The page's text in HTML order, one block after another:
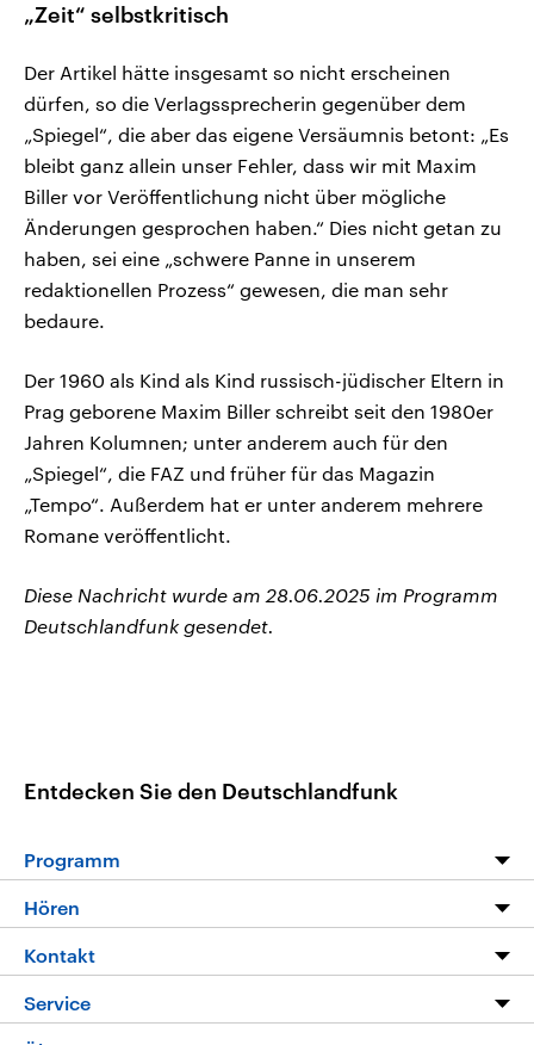
„Zeit“ selbstkritisch
Der Artikel hätte insgesamt so nicht erscheinen
dürfen, so die Verlagssprecherin gegenüber dem
„Spiegel“, die aber das eigene Versäumnis betont: „Es
bleibt ganz allein unser Fehler, dass wir mit Maxim
Biller vor Veröffentlichung nicht über mögliche
Änderungen gesprochen haben.“ Dies nicht getan zu
haben, sei eine „schwere Panne in unserem
redaktionellen Prozess“ gewesen, die man sehr
bedaure.
Der 1960 als Kind als Kind russisch-jüdischer Eltern in
Prag geborene Maxim Biller schreibt seit den 1980er
Jahren Kolumnen; unter anderem auch für den
„Spiegel“, die FAZ und früher für das Magazin
„Tempo“. Außerdem hat er unter anderem mehrere
Romane veröffentlicht.
Diese Nachricht wurde am 28.06.2025 im Programm
Deutschlandfunk gesendet.
Entdecken Sie den Deutschlandfunk
Programm
Programm
Die Nachrichten
Nachrichtenleicht
Hören
Livestream
Podcasts
Kontakt
Hörerservice
Service